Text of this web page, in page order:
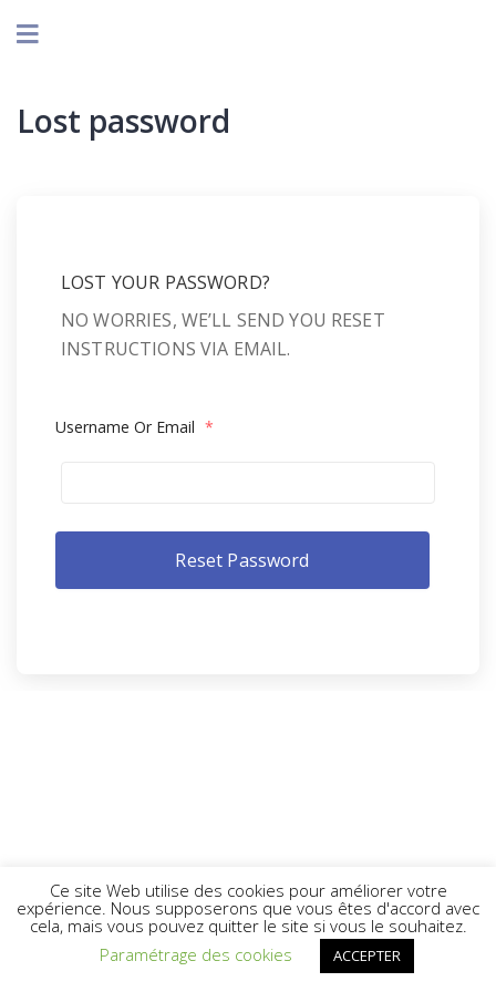
Lost password
LOST YOUR PASSWORD?
NO WORRIES, WE’LL SEND YOU RESET
INSTRUCTIONS VIA EMAIL.
Username Or Email *
Ce site Web utilise des cookies pour améliorer votre
expérience. Nous supposerons que vous êtes d'accord avec
cela, mais vous pouvez quitter le site si vous le souhaitez.
Paramétrage des cookies
ACCEPTER